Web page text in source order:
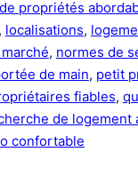
propriétés
, localisations,
, normes de
de main, petit
fiables,
de logement
confortable